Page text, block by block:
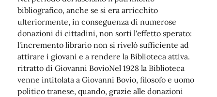
bibliografico, anche se si era arricchito
ulteriormente, in conseguenza di numerose
donazioni di cittadini, non sortì l'effetto sperato:
l'incremento librario non si rivelò sufficiente ad
attirare i giovani e a rendere la Biblioteca attiva.
ritratto di Giovanni BovioNel 1928 la Biblioteca
venne intitolata a Giovanni Bovio, filosofo e uomo
politico tranese, quando, grazie alle donazioni